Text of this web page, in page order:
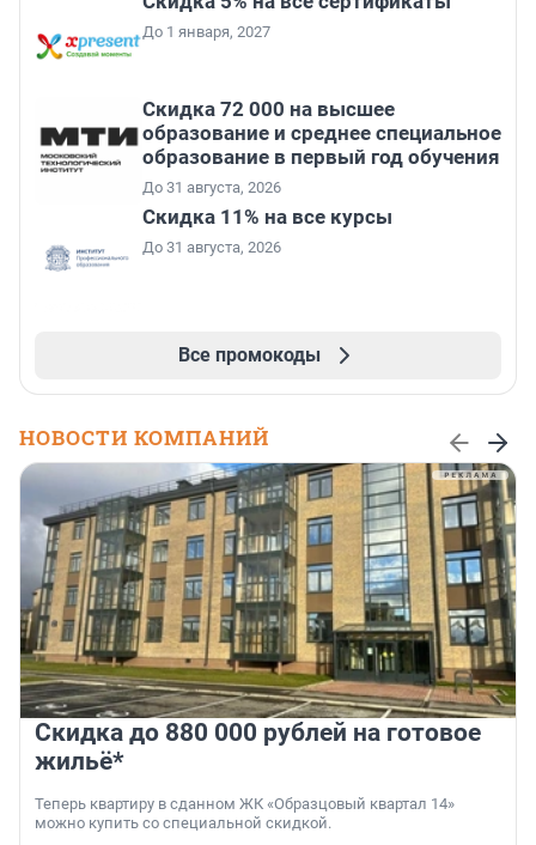
До 1 января, 2027
Скидка 72 000 на высшее
образование и среднее специальное
образование в первый год обучения
До 31 августа, 2026
Скидка 11% на все курсы
До 31 августа, 2026
Все промокоды
НОВОСТИ КОМПАНИЙ
Скидка до 880 000 рублей на готовое
жильё*
Теперь квартиру в сданном ЖК «Образцовый квартал 14»
можно купить со специальной скидкой.